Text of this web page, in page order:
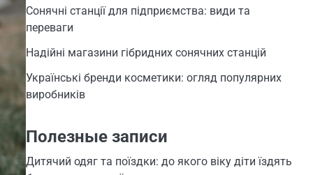
Сонячні станції для підприємства: види та
переваги
Надійні магазини гібридних сонячних станцій
Українські бренди косметики: огляд популярних
виробників
Полезные записи
Дитячий одяг та поїздки: до якого віку діти їздять